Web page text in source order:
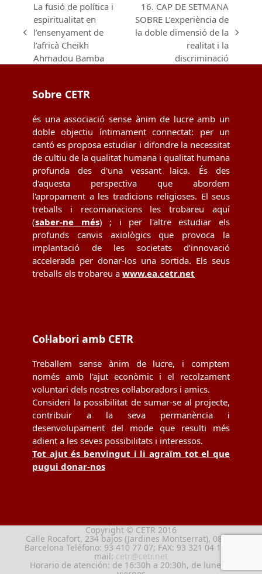
previous
post:
La fusió de política i
espiritualitat en
l’ensenyament de
l’africà Cheikh
Ahmadou Bamba
next
16. CAP DE SETMANA
SOBRE L’experiència de
la doble dimensió de la
realitat i la
discriminació
Sobre CETR
és una associació sense ànim de lucre amb un
doble objectiu íntimament connectat: per un
cantó es proposa estudiar i difondre la necessitat
de cultiu de la qualitat humana i qualitat humana
profunda des d'una vessant laica. És des
d'aquesta perspectiva que abordem
l'apropament a les tradicions religioses. El seus
treballs i recomanacions les trobareu aquí
(saber-ne més) ; i per l'altre estudiar els
profunds canvis axiològics que provoca la
implantació de les societats d’innovació
accelerada per donar-los una sortida. Els seus
treballs els trobareu a www.ea.cetr.net
Col·labori amb CETR
Treballem sense ànim de lucre, i comptem
només amb l'ajut econòmic i el recolzament
voluntari dels nostres col·laboradors i amics.
Consideri la possibilitat de sumar-se al projecte,
contribuir a la seva permanència i
desenvolupament del mode que resulti més
adient a les seves possibilitats i interessos.
Tot ajut és benvingut i li agraïm tot el que
pugui donar-nos
Copyright © CETR 2016
Calle Rocafort, 234 bajos (Jardines Montserrat), 08029
Barcelona Teléfono: 93 410 77 07; FAX: 93 321 04 13; e-
mail: cetr@cetr.net
Horario de atención: de 16:30h a 20:30h, de lunes a